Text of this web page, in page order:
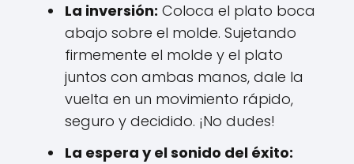
La inversión: Coloca el plato boca
abajo sobre el molde. Sujetando
firmemente el molde y el plato
juntos con ambas manos, dale la
vuelta en un movimiento rápido,
seguro y decidido. ¡No dudes!
La espera y el sonido del éxito: